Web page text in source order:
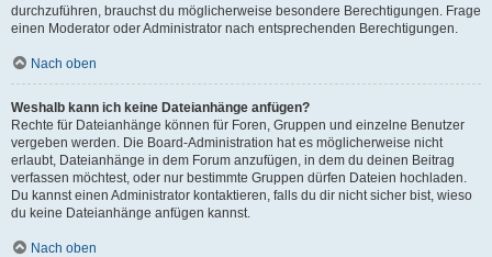
durchzuführen, brauchst du möglicherweise besondere Berechtigungen. Frage
einen Moderator oder Administrator nach entsprechenden Berechtigungen.
Nach oben
Weshalb kann ich keine Dateianhänge anfügen?
Rechte für Dateianhänge können für Foren, Gruppen und einzelne Benutzer
vergeben werden. Die Board-Administration hat es möglicherweise nicht
erlaubt, Dateianhänge in dem Forum anzufügen, in dem du deinen Beitrag
verfassen möchtest, oder nur bestimmte Gruppen dürfen Dateien hochladen.
Du kannst einen Administrator kontaktieren, falls du dir nicht sicher bist, wieso
du keine Dateianhänge anfügen kannst.
Nach oben